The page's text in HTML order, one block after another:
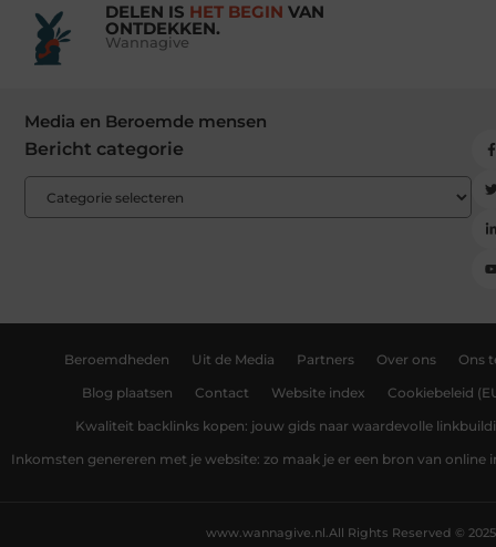
DELEN IS HET BEGIN VAN
ONTDEKKEN.
Wannagive
Media en Beroemde mensen
Bericht categorie
Beroemdheden Uit de Media Partners Over ons Ons
Blog plaatsen Contact Website index Cookiebeleid
Kwaliteit backlinks kopen: jouw gids naar waardevolle
Inkomsten genereren met je website: zo maak je er een bron van online
All Rights Reserved © 2025
www.wannagive.nl.